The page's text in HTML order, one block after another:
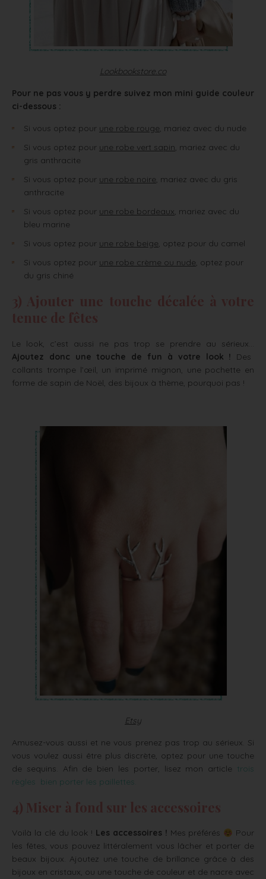
Lookbookstore.co
Pour ne pas vous y perdre suivez mon mini guide couleur
ci-dessous :
Si vous optez pour une robe rouge , mariez avec du nude
Si vous optez pour une robe vert sapin , mariez avec du
gris anthracite
Si vous optez pour une robe noire , mariez avec du gris
anthracite
Si vous optez pour une robe bordeaux , mariez avec du
bleu marine
Si vous optez pour une robe beige , optez pour du camel
Si vous optez pour une robe crème ou nude , optez pour
du gris chiné
Le look, c’est aussi ne pas trop se prendre au sérieux…
Ajoutez donc une touche de fun à votre look ! Des
collants trompe l’œil, un imprimé mignon, une pochette en
forme de sapin de Noël, des bijoux à thème, pourquoi pas !
Etsy
Amusez-vous aussi et ne vous prenez pas trop au sérieux. Si
vous voulez aussi être plus discrète, optez pour une touche
de sequins. Afin de bien les porter, lisez mon article trois
règles bien porter les paillettes.
Voilà la clé du look ! Les accessoires ! Mes préférés
Pour
les fêtes, vous pouvez littéralement vous lâcher et porter de
beaux bijoux. Ajoutez une touche de brillance grâce à des
bijoux en cristaux, ou une touche de couleur et de nacre avec